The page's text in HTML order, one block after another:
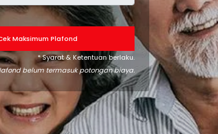
Maksimum Plafond
* Syarat & Ketentuan berlaku.
belum termasuk potongan biaya.